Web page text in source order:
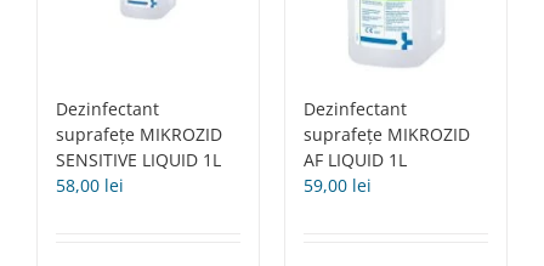
Dezinfectant
suprafețe MIKROZID
SENSITIVE LIQUID 1L
58,00 lei
Dezinfectant
suprafețe MIKROZID
AF LIQUID 1L
59,00 lei